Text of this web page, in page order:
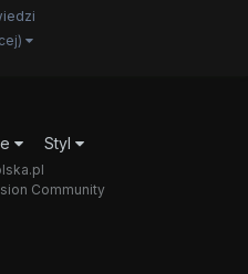
metrów plac pokryty ubitą od
dachu, więc prócz...
Styl
Community